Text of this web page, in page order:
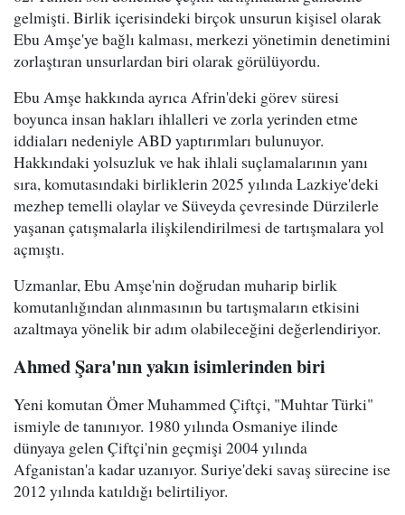
gelmişti. Birlik içerisindeki birçok unsurun kişisel olarak
Ebu Amşe'ye bağlı kalması, merkezi yönetimin denetimini
zorlaştıran unsurlardan biri olarak görülüyordu.
Ebu Amşe hakkında ayrıca Afrin'deki görev süresi
boyunca insan hakları ihlalleri ve zorla yerinden etme
iddiaları nedeniyle ABD yaptırımları bulunuyor.
Hakkındaki yolsuzluk ve hak ihlali suçlamalarının yanı
sıra, komutasındaki birliklerin 2025 yılında Lazkiye'deki
mezhep temelli olaylar ve Süveyda çevresinde Dürzilerle
yaşanan çatışmalarla ilişkilendirilmesi de tartışmalara yol
açmıştı.
Uzmanlar, Ebu Amşe'nin doğrudan muharip birlik
komutanlığından alınmasının bu tartışmaların etkisini
azaltmaya yönelik bir adım olabileceğini değerlendiriyor.
Ahmed Şara'nın yakın isimlerinden biri
Yeni komutan Ömer Muhammed Çiftçi, "Muhtar Türki"
ismiyle de tanınıyor. 1980 yılında Osmaniye ilinde
dünyaya gelen Çiftçi'nin geçmişi 2004 yılında
Afganistan'a kadar uzanıyor. Suriye'deki savaş sürecine ise
2012 yılında katıldığı belirtiliyor.